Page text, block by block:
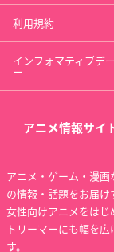
利用規約
インフォマティブデ
ー
アニメ情報サイ
アニメ・ゲーム・漫
の情報・話題をお届け
女性向けアニメをはじ
トリーマーにも幅を
す。